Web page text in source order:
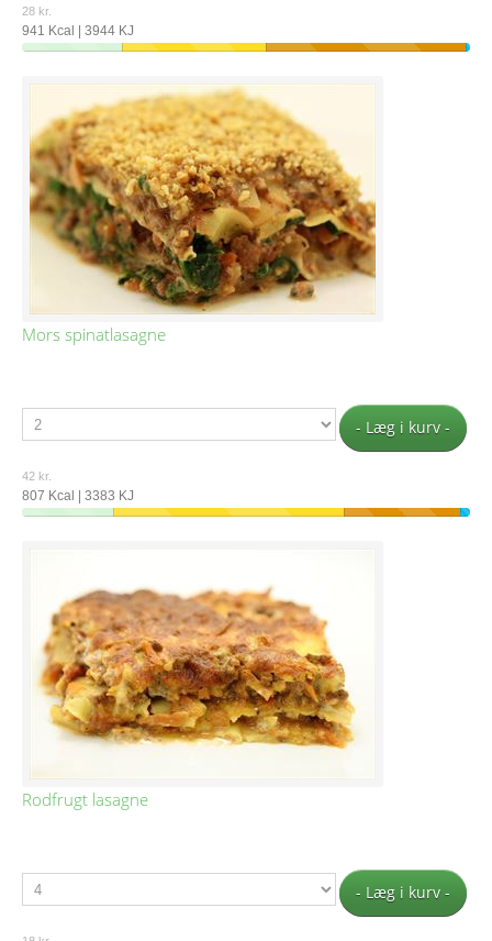
28 kr.
941 Kcal | 3944 KJ
Mors spinatlasagne
- Læg i kurv -
42 kr.
807 Kcal | 3383 KJ
Rodfrugt lasagne
- Læg i kurv -